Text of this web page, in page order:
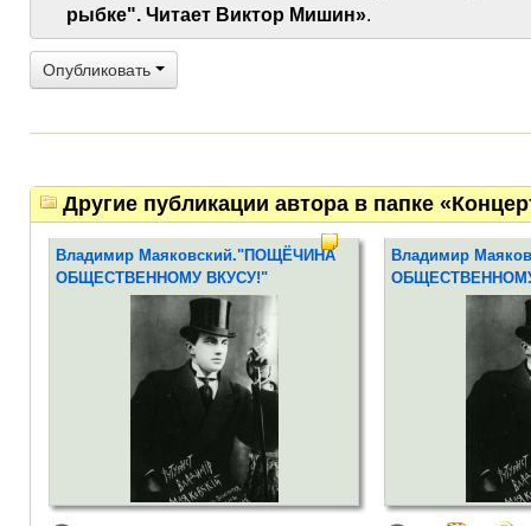
рыбке". Читает Виктор Мишин».
Опубликовать
Другие публикации автора в папке
Владимир Маяковский."ПОЩЁЧИНА
ОБЩЕСТВЕННОМУ ВКУСУ!"
14 апреля 2016 года в 19.00 часов по
Владимир
Общество